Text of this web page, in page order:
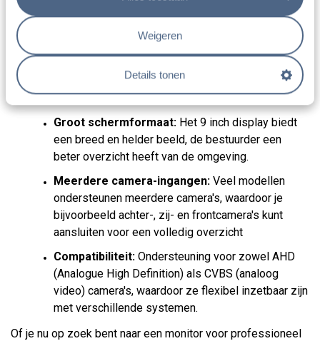
Weigeren
Details tonen
De 9 inch monitoren zijn speciaal ontworpen voor grotere
voertuigen zoals campers, vrachtwagens, bussen en
landbouwmachines.
Het royale schermformaat biedt een
duidelijk en gedetailleerd beeld, wat essentieel is voor
veilig manoeuvreren en achteruitrijden.
Belangrijkste kenmerken:
Groot schermformaat: Het 9 inch display biedt
een breed en helder beeld, de bestuurder een
beter overzicht heeft van de omgeving.
Meerdere camera-ingangen: Veel modellen
ondersteunen meerdere camera's, waardoor je
bijvoorbeeld achter-, zij- en frontcamera's kunt
aansluiten voor een volledig overzicht
Compatibiliteit: Ondersteuning voor zowel AHD
(Analogue High Definition) als CVBS (analoog
video) camera's, waardoor ze flexibel inzetbaar zijn
met verschillende systemen.
Of je nu op zoek bent naar een monitor voor professioneel